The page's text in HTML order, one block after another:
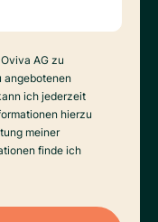
AG zu
angebotenen
ich jederzeit
hierzu
meiner
finde ich